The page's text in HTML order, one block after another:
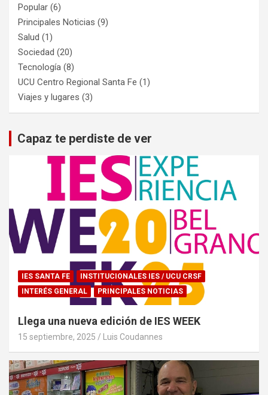
Popular (6)
Principales Noticias (9)
Salud (1)
Sociedad (20)
Tecnología (8)
UCU Centro Regional Santa Fe (1)
Viajes y lugares (3)
Capaz te perdiste de ver
IES SANTA FE
INSTITUCIONALES IES / UCU CRSF
INTERÉS GENERAL
PRINCIPALES NOTICIAS
Llega una nueva edición de IES WEEK
15 septiembre, 2025 Luis Coudannes